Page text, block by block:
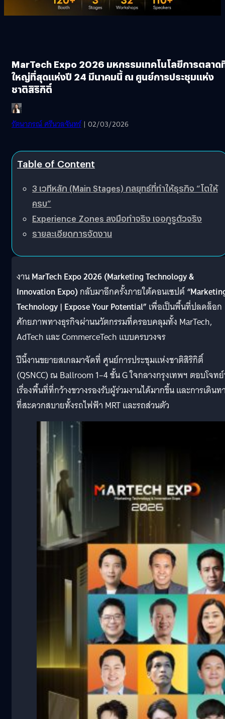
MarTech Expo 2026 มหกรรมเทคโนโลยีการตลาด
ใหญ่ที่สุดแห่งปี 24 มีนาคมนี้ ณ ศูนย์การประชุมแห่ง
ชาติสิริกิติ์
รัตนาภรณ์ ศรีนวลจันทร์| 02/03/2026
Table of Content
3 เวทีหลัก (Main Stages) กลยุทธ์ที่ทำให้ธุรกิจ “โตให้
ครบ”
Experience Zones ลงมือทำจริง เจอกูรูตัวจริง
รายละเอียดการจัดงาน
งานMarTech Expo 2026 (Marketing Technology &
Innovation Expo)กลับมาอีกครั้งภายใต้คอนเซปต์
Technology | Expose Your Potential” เพื่อเป็นพื้นที่ปลดล็อก
ศักยภาพทางธุรกิจผ่านนวัตกรรมที่ครอบคลุมทั้ง MarTech,
AdTech และ CommerceTech แบบครบวงจร
ปีนี้งานขยายสเกลมาจัดที่ ศูนย์การประชุมแห่งชาติสิริกิติ์
(QSNCC) ณ Ballroom 1–4 ชั้น G ใจกลางกรุงเทพฯ ตอบโจท
เรื่องพื้นที่ที่กว้างขวางรองรับผู้ร่วมงานได้มากขึ้น และการเดินท
ที่สะดวกสบายทั้งรถไฟฟ้า MRT และรถส่วนตัว